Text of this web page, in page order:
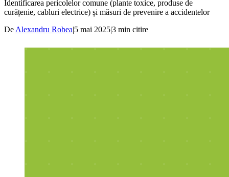
Identificarea pericolelor comune (plante toxice, produse de
curățenie, cabluri electrice) și măsuri de prevenire a accidentelor
De Alexandru Robea|5 mai 2025|3 min citire